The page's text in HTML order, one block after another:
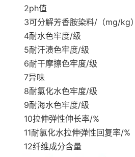
2ph值
3可分解芳香胺染料/（mg/kg）
4耐水色牢度/级
5耐汗渍色牢度/级
6耐干摩擦色牢度/级
7异味
8耐氯化水色牢度/级
9耐海水色牢度/级
10拉伸弹性伸长率/%
11耐氯化水拉伸弹性回复率/%
12纤维成分含量